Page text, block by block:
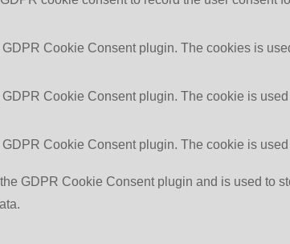
Cookie Consent plugin. The cookies is
Cookie Consent plugin. The cookie is
Cookie Consent plugin. The cookie is
GDPR Cookie Consent plugin and is used to